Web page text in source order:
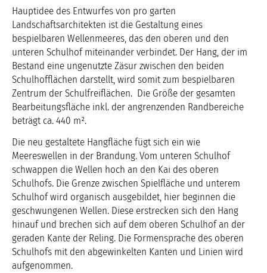
Hauptidee des Entwurfes von pro garten
Landschaftsarchitekten ist die Gestaltung eines
bespielbaren Wellenmeeres, das den oberen und den
unteren Schulhof miteinander verbindet. Der Hang, der im
Bestand eine ungenutzte Zäsur zwischen den beiden
Schulhofflächen darstellt, wird somit zum bespielbaren
Zentrum der Schulfreiflächen. Die Größe der gesamten
Bearbeitungsfläche inkl. der angrenzenden Randbereiche
beträgt ca. 440 m².
Die neu gestaltete Hangfläche fügt sich ein wie
Meereswellen in der Brandung. Vom unteren Schulhof
schwappen die Wellen hoch an den Kai des oberen
Schulhofs. Die Grenze zwischen Spielfläche und unterem
Schulhof wird organisch ausgebildet, hier beginnen die
geschwungenen Wellen. Diese erstrecken sich den Hang
hinauf und brechen sich auf dem oberen Schulhof an der
geraden Kante der Reling. Die Formensprache des oberen
Schulhofs mit den abgewinkelten Kanten und Linien wird
aufgenommen.